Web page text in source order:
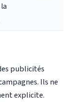
publicités
Ils ne
explicite.